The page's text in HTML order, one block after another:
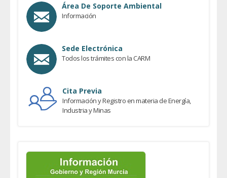
Área De Soporte Ambiental
Información
Sede Electrónica
Todos los trámites con la CARM
Cita Previa
Información y Registro en materia de Energía,
Industria y Minas